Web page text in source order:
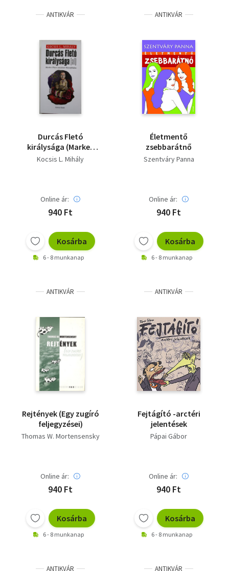
ANTIKVÁR
Durcás Fletó
királysága (Market
Place utazásai
Kocsis L. Mihály
Online ár:
940 Ft
Kosárba
6 - 8 munkanap
ANTIKVÁR
Életmentő
zsebbarátnő
Szentváry Panna
Online ár:
940 Ft
Kosárba
6 - 8 munkanap
ANTIKVÁR
Rejtények (Egy zugíró
feljegyzései)
Thomas W. Mortensensky
Online ár:
940 Ft
Kosárba
6 - 8 munkanap
ANTIKVÁR
Fejtágító -arctéri
jelentések
Pápai Gábor
Online ár:
940 Ft
Kosárba
6 - 8 munkanap
ANTIKVÁR ANTIKVÁR